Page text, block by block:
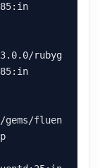
rubyg
fluen